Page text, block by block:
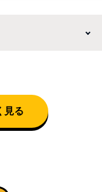
択いただくこと
せて頂きます。
見る